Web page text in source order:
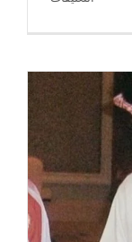
انستقرام
65080771
|
ضيافة
الكويت